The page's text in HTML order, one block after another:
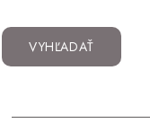
VYHĽADAŤ